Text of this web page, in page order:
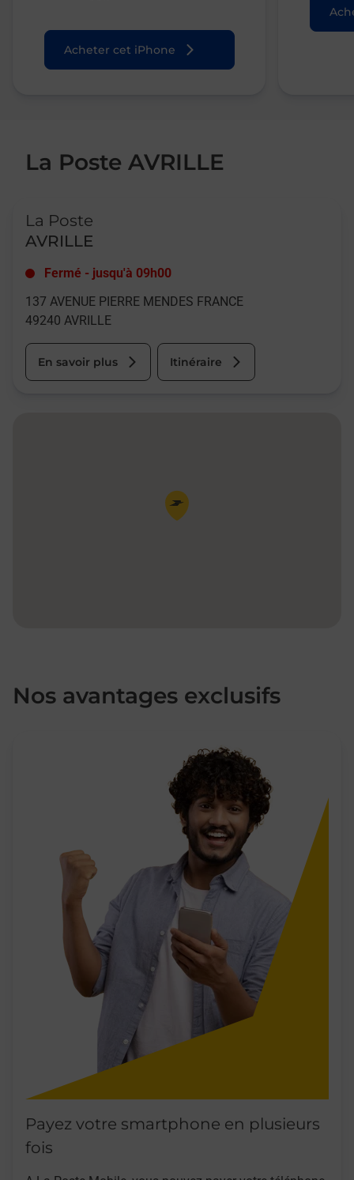
Acheter cet iPhone
La Poste AVRILLE
La Poste
AVRILLE
Fermé - jusqu'à 09h00
137 AVENUE PIERRE MENDES FRANCE
49240 AVRILLE
En savoir plus Itinéraire
Pin de la carte
Nos avantages exclusifs
Payez votre smartphone en plusieurs
fois